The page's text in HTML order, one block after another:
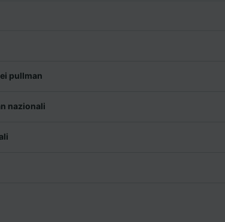
pullman
nazionali